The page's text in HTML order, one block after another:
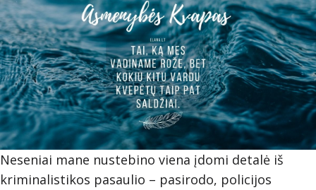
Neseniai mane nustebino viena įdomi detalė iš
kriminalistikos pasaulio – pasirodo, policijos